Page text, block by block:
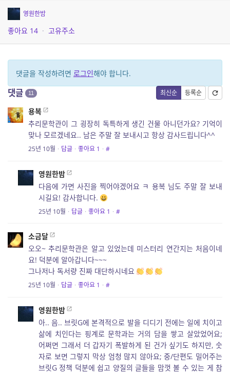
영원한밤
좋아요 14 · 고유주소
댓글을 작성하려면 로그인해야 합니다.
최신순 등록순
댓글 11
용복
추리문학관이 그 굉장히 독특하게 생긴 건물 아니던가요? 기억이
맞나 모르겠네요.. 남은 주말 잘 보내시고 항상 감사드립니다^^
25년 10월 · 답글 · 좋아요 1 · #
영원한밤
다음에 가면 사진을 찍어야겠어요 ㅋ 용복 님도 주말 잘 보내
시길요! 감사합니다.
25년 10월 · 답글 · 좋아요 1 · #
소금달
오오~ 추리문학관은 알고 있었는데 미스터리 연간지는 처음이네
요! 덕분에 알아갑니다~~~
그나저나 독서량 진짜 대단하시네요
25년 10월 · 답글 · 좋아요 1 · #
영원한밤
아.. 음.. 브릿G에 본격적으로 발을 디디기 전에는 일에 치이고
삶에 치인다는 핑계로 문학과는 거의 담을 쌓고 살았었어요;
어쩌면 그래서 더 갑자기 폭발하게 된 건가 싶기도 하지만, 숫
자로 보면 그렇지 막상 엄청 많지 않아요; 중/단편도 밀어주는
브릿G 정책 덕분에 쉽고 양질의 글들을 맘껏 볼 수 있는 게 참